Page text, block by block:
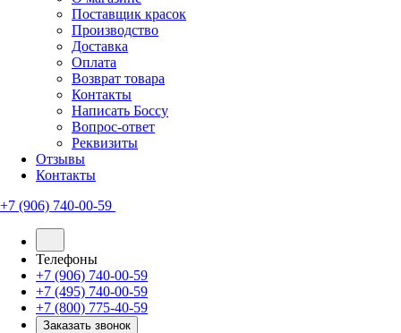
Поставщик красок
Производство
Доставка
Оплата
Возврат товара
Контакты
Написать Боссу
Вопрос-ответ
Реквизиты
Отзывы
Контакты
+7 (906) 740-00-59
Телефоны
+7 (906) 740-00-59
+7 (495) 740-00-59
+7 (800) 775-40-59
Заказать звонок